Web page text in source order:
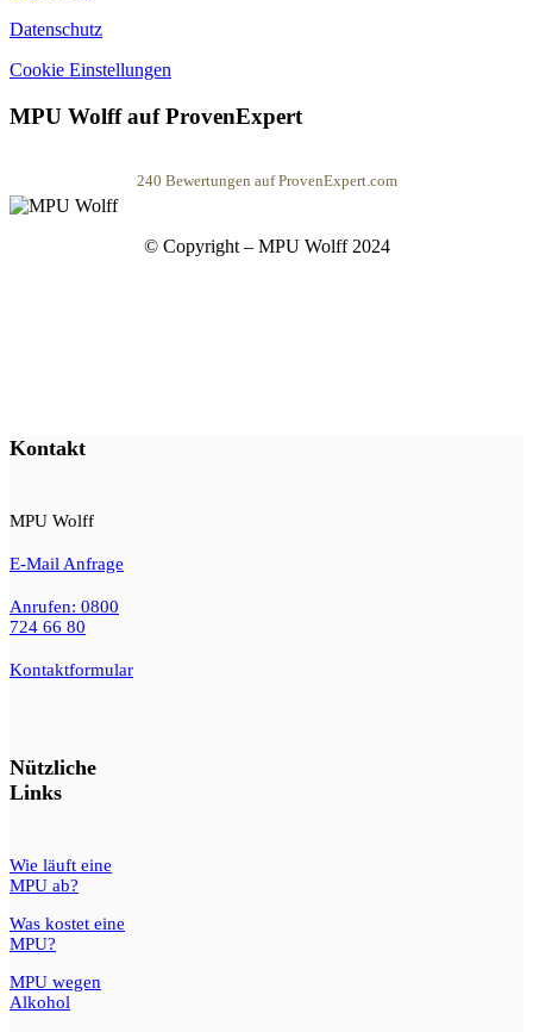
Datenschutz
Cookie Einstellungen
MPU Wolff auf ProvenExpert
MPU Wolff
240 Bewertungen auf ProvenExpert.com
© Copyright – MPU Wolff 2024
Kontakt
MPU Wolff
E-Mail Anfrage
Anrufen: 0800
724 66 80
Kontaktformular
Nützliche
Links
Wie läuft eine
MPU ab?
Was kostet eine
MPU?
MPU wegen
Alkohol